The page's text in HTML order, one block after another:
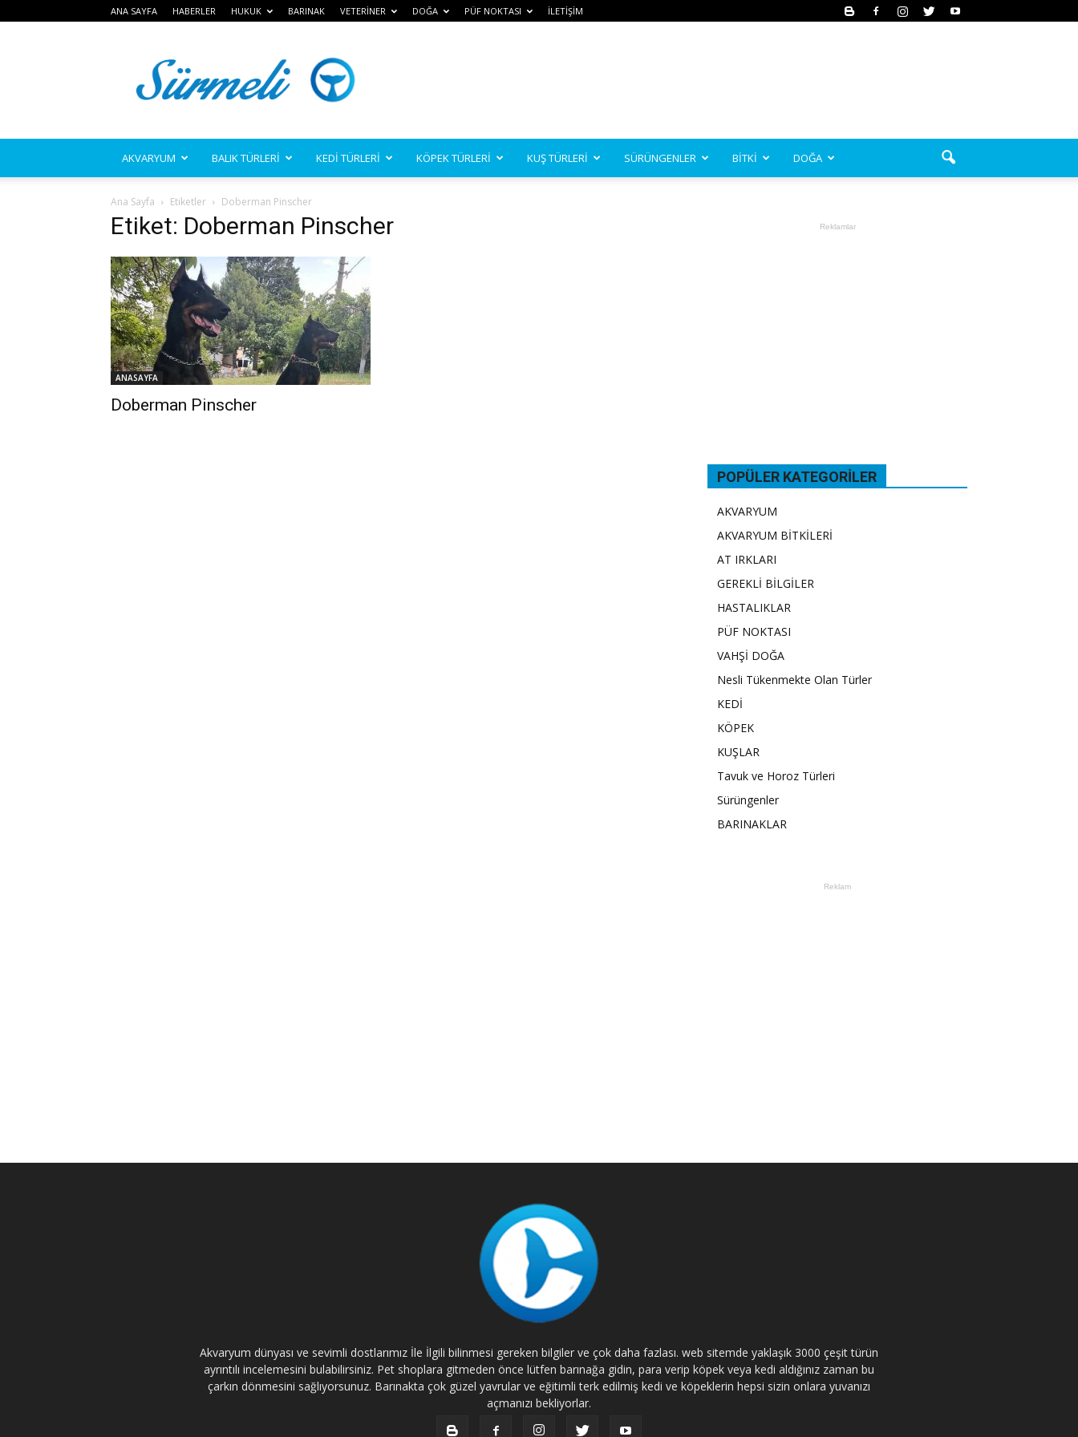
ANA SAYFA HABERLER HUKUK BARINAK VETERİNER DOĞA PÜF NOKTASI İLETİŞİM
AKVARYUM BALIK TÜRLERİ KEDİ TÜRLERİ KÖPEK TÜRLERİ KUŞ TÜRLERİ SÜRÜNGENLER BİTKİ DOĞA
Ana Sayfa Etiketler Doberman Pinscher
Etiket: Doberman Pinscher
ANASAYFA
Doberman Pinscher
Reklamlar
POPÜLER KATEGORILER
AKVARYUM
AKVARYUM BİTKİLERİ
AT IRKLARI
GEREKLİ BİLGİLER
HASTALIKLAR
PÜF NOKTASI
VAHŞİ DOĞA
Nesli Tükenmekte Olan Türler
KEDİ
KÖPEK
KUŞLAR
Tavuk ve Horoz Türleri
Sürüngenler
BARINAKLAR
Reklam
Akvaryum dünyası ve sevimli dostlarımız İle İlgili bilinmesi gereken bilgiler ve çok daha fazlası. web sitemde yaklaşık 3000 çeşit türün
ayrıntılı incelemesini bulabilirsiniz. Pet shoplara gitmeden önce lütfen barınağa gidin, para verip köpek veya kedi aldığınız zaman bu
çarkın dönmesini sağlıyorsunuz. Barınakta çok güzel yavrular ve eğitimli terk edilmiş kedi ve köpeklerin hepsi sizin onlara yuvanızı
açmanızı bekliyorlar.